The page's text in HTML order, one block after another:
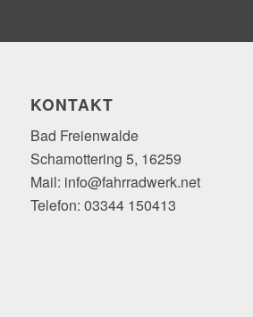
KONTAKT
Bad Freienwalde
Schamottering 5, 16259
Mail: info@fahrradwerk.net
Telefon: 03344 150413